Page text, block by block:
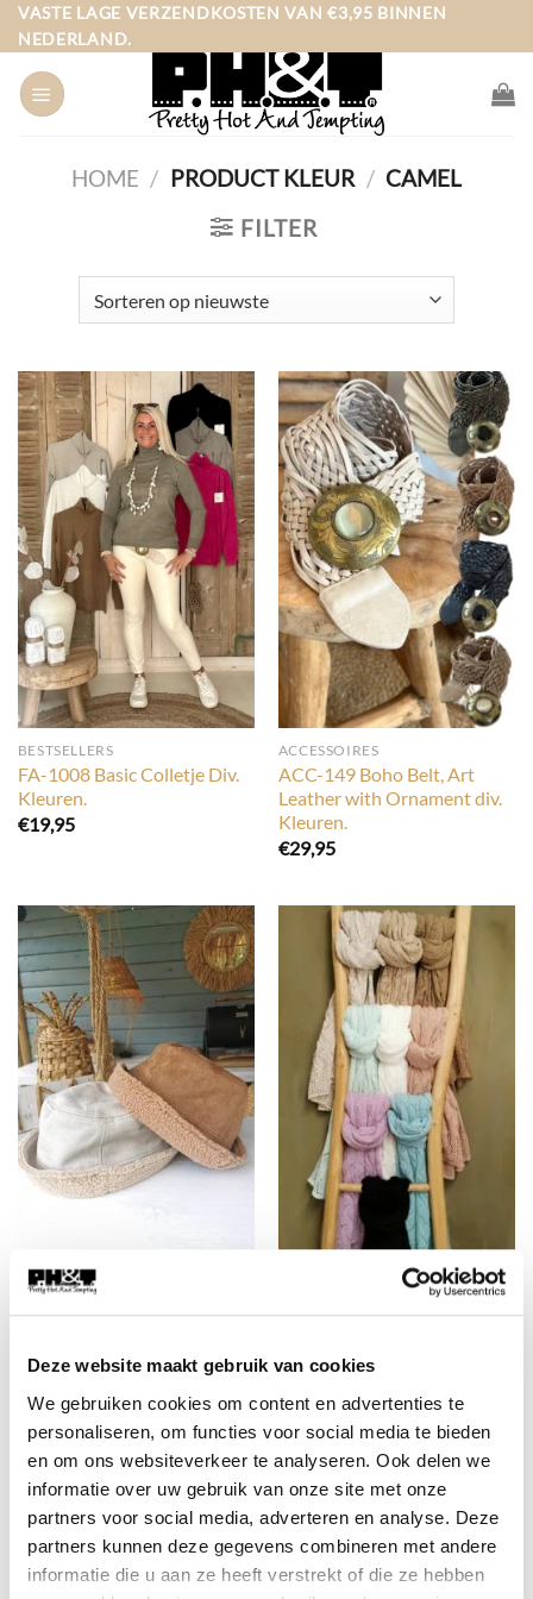
Deze website maakt gebruik van cookies
We gebruiken cookies om content en advertenties te
personaliseren, om functies voor social media te bieden
en om ons websiteverkeer te analyseren. Ook delen we
informatie over uw gebruik van onze site met onze
partners voor social media, adverteren en analyse. Deze
partners kunnen deze gegevens combineren met andere
informatie die u aan ze heeft verstrekt of die ze hebben
Ga
naar
inhoud
VASTE LAGE VERZENDKOSTEN VAN €3,95 BINNEN
NEDERLAND.
HOME / PRODUCT KLEUR / CAMEL
FILTER
BESTSELLERS
FA-1008 Basic Colletje Div.
Kleuren.
€19,95
ACCESSOIRES
ACC-149 Boho Belt, Art
Leather with Ornament div.
Kleuren.
€29,95
ACCESSOIRES
en Army
€27,50